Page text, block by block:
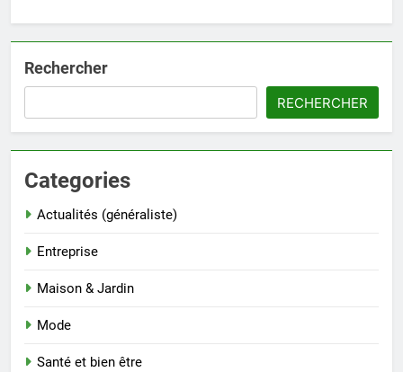
Rechercher
RECHERCHER
Categories
Actualités (généraliste)
Entreprise
Maison & Jardin
Mode
Santé et bien être